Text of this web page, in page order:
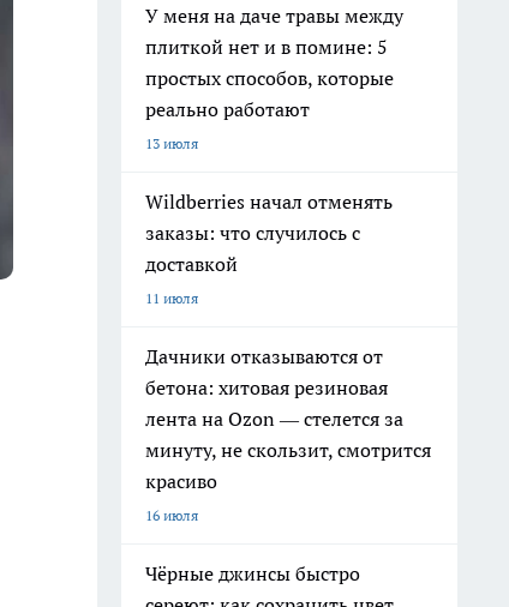
У меня на даче травы между
плиткой нет и в помине: 5
простых способов, которые
реально работают
13 июля
Wildberries начал отменять
заказы: что случилось с
доставкой
11 июля
Дачники отказываются от
бетона: хитовая резиновая
лента на Ozon — стелется за
минуту, не скользит, смотрится
красиво
16 июля
Чёрные джинсы быстро